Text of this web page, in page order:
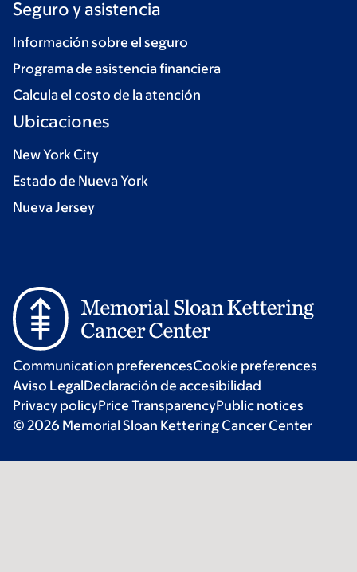
Seguro y asistencia
Información sobre el seguro
Programa de asistencia financiera
Calcula el costo de la atención
Ubicaciones
New York City
Estado de Nueva York
Nueva Jersey
Communication preferencesCookie preferences
Aviso LegalDeclaración de accesibilidad
Privacy policyPrice TransparencyPublic notices
© 2026 Memorial Sloan Kettering Cancer Center